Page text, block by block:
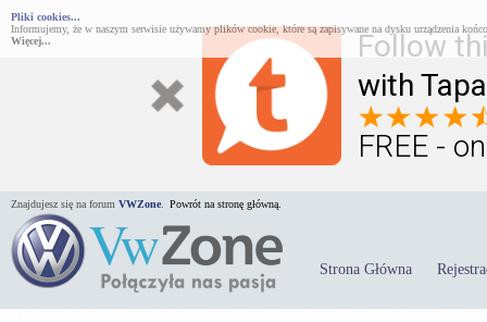
Follow
with
FREE -
Pliki cookies...
Informujemy, że w naszym serwisie używamy plików cookie, które są zapisywane na dysku urządzenia
Więcej...
Znajdujesz się na forum VWZone Powrót na stronę główną.
Strona Główna